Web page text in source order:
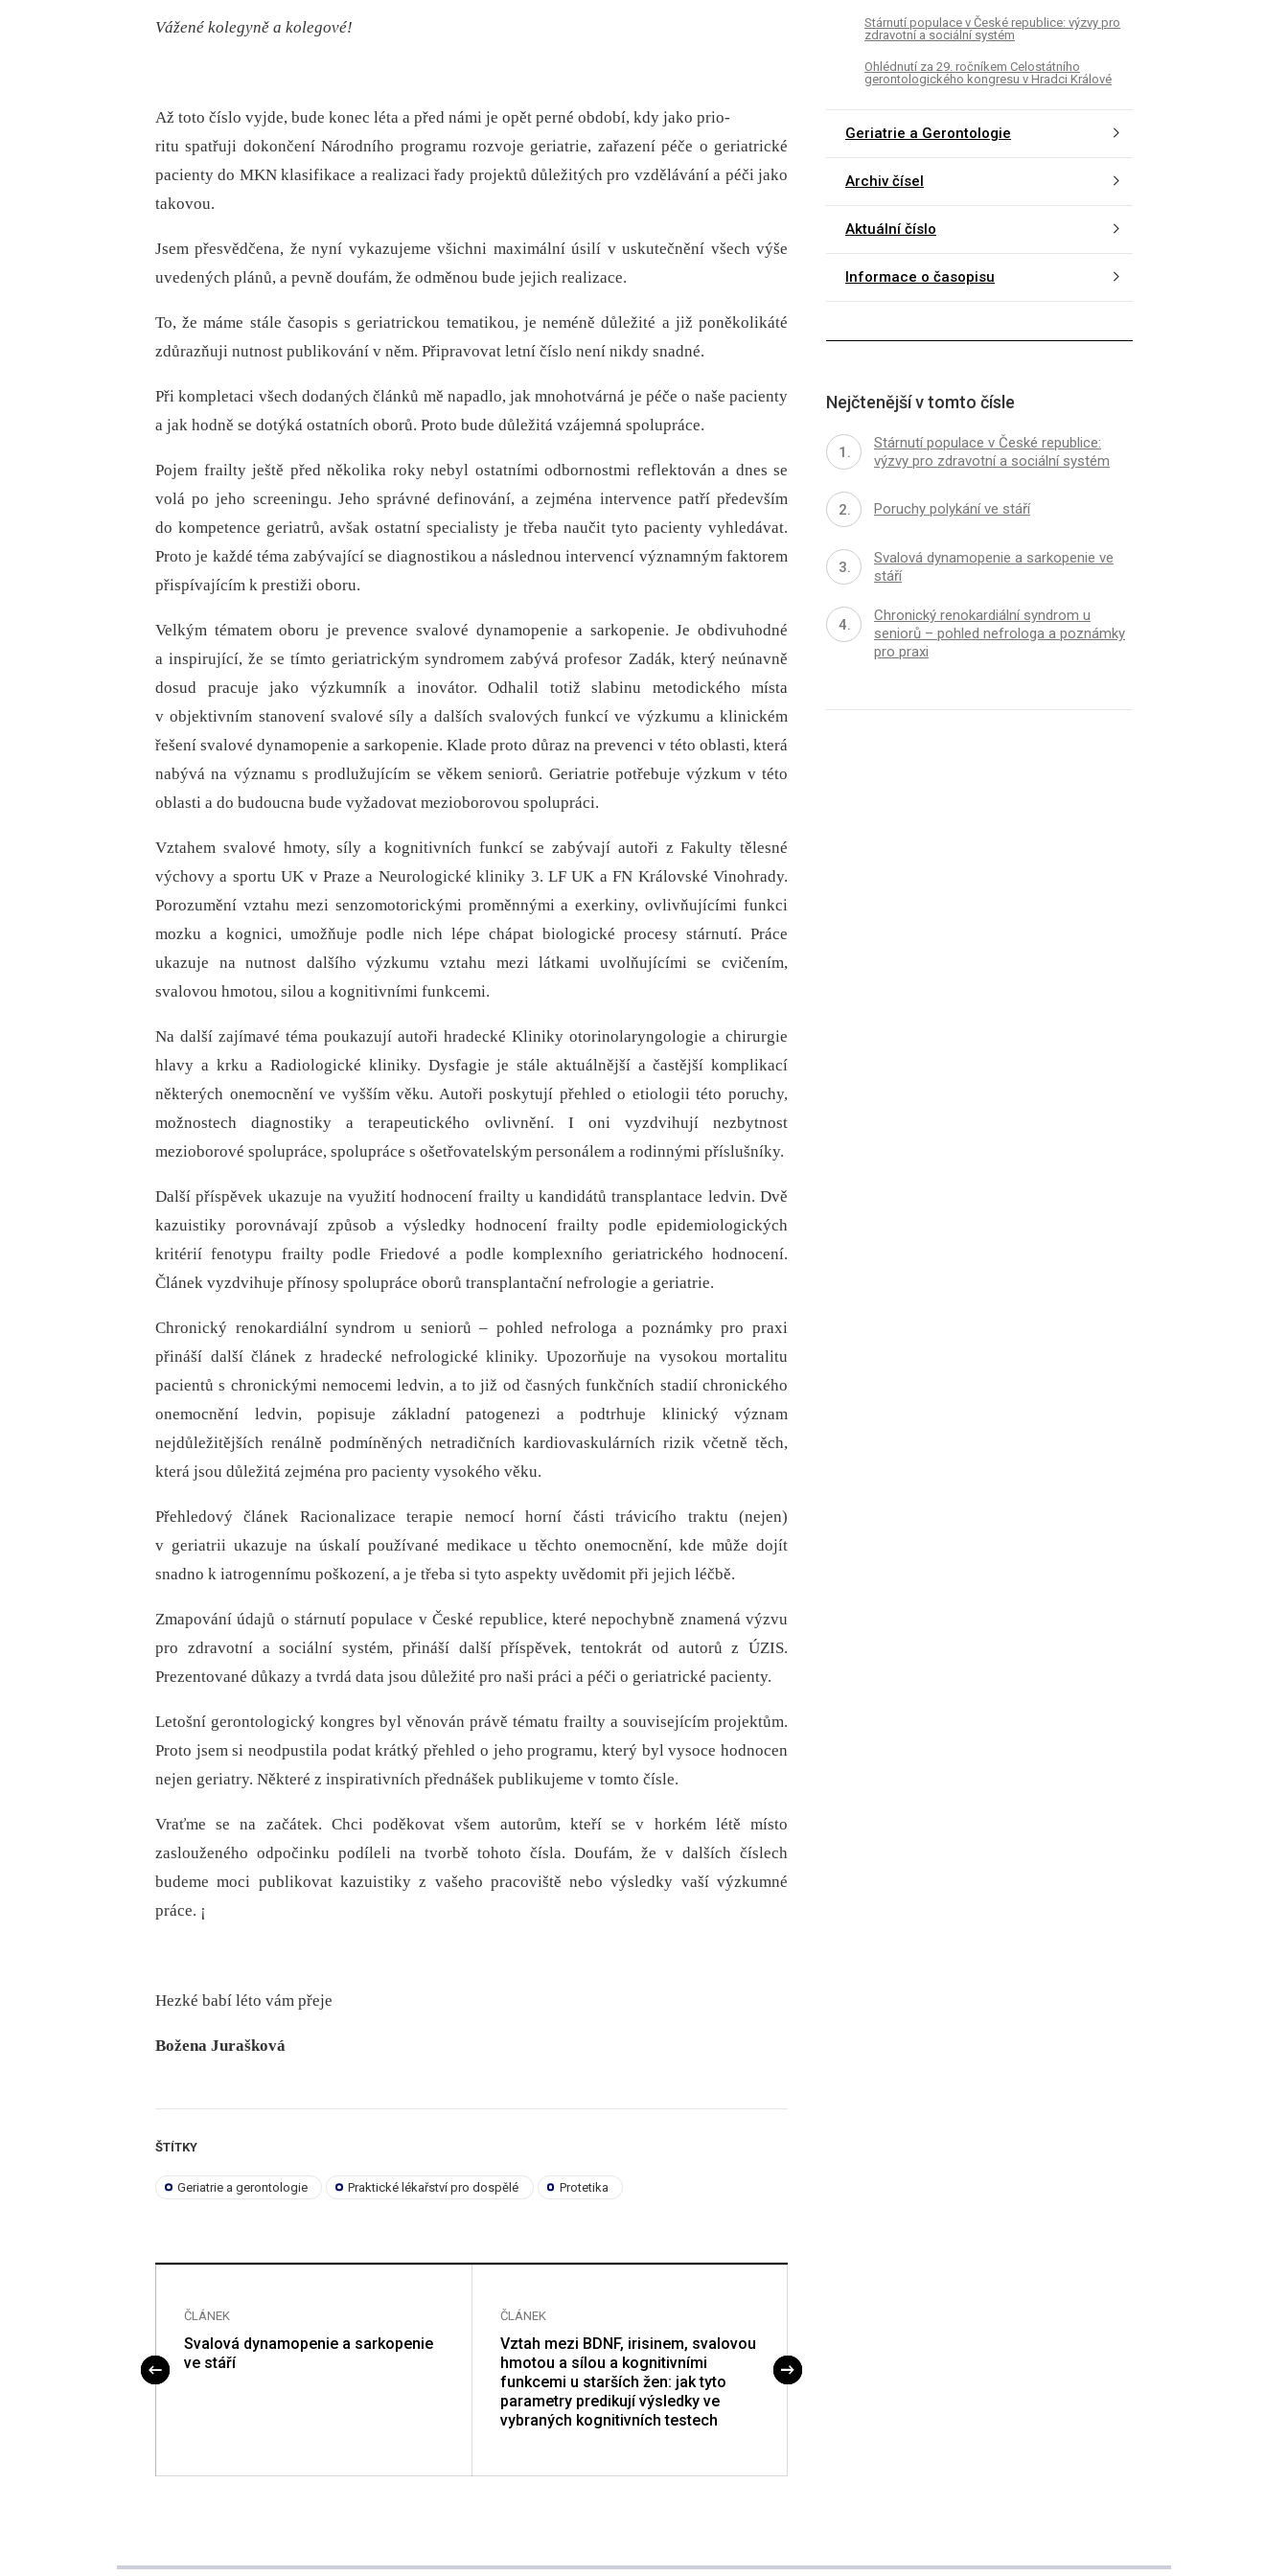
Vážené kolegyně a kolegové!
Až toto číslo vyjde, bude konec léta a před námi je opět perné období, kdy jako prio-
ritu spatřuji dokončení Národního programu rozvoje geriatrie, zařazení péče o geriatrické
pacienty do MKN klasifikace a realizaci řady projektů důležitých pro vzdělávání a péči jako
takovou.
Jsem přesvědčena, že nyní vykazujeme všichni maximální úsilí v uskutečnění všech výše
uvedených plánů, a pevně doufám, že odměnou bude jejich realizace.
To, že máme stále časopis s geriatrickou tematikou, je neméně důležité a již poněkolikáté
zdůrazňuji nutnost publikování v něm. Připravovat letní číslo není nikdy snadné.
Při kompletaci všech dodaných článků mě napadlo, jak mnohotvárná je péče o naše pacienty
a jak hodně se dotýká ostatních oborů. Proto bude důležitá vzájemná spolupráce.
Pojem frailty ještě před několika roky nebyl ostatními odbornostmi reflektován a dnes se
volá po jeho screeningu. Jeho správné definování, a zejména intervence patří především
do kompetence geriatrů, avšak ostatní specialisty je třeba naučit tyto pacienty vyhledávat.
Proto je každé téma zabývající se diagnostikou a následnou intervencí významným faktorem
přispívajícím k prestiži oboru.
Velkým tématem oboru je prevence svalové dynamopenie a sarkopenie. Je obdivuhodné
a inspirující, že se tímto geriatrickým syndromem zabývá profesor Zadák, který neúnavně
dosud pracuje jako výzkumník a inovátor. Odhalil totiž slabinu metodického místa
v objektivním stanovení svalové síly a dalších svalových funkcí ve výzkumu a klinickém
řešení svalové dynamopenie a sarkopenie. Klade proto důraz na prevenci v této oblasti, která
nabývá na významu s prodlužujícím se věkem seniorů. Geriatrie potřebuje výzkum v této
oblasti a do budoucna bude vyžadovat mezioborovou spolupráci.
Vztahem svalové hmoty, síly a kognitivních funkcí se zabývají autoři z Fakulty tělesné
výchovy a sportu UK v Praze a Neurologické kliniky 3. LF UK a FN Královské Vinohrady.
Porozumění vztahu mezi senzomotorickými proměnnými a exerkiny, ovlivňujícími funkci
mozku a kognici, umožňuje podle nich lépe chápat biologické procesy stárnutí. Práce
ukazuje na nutnost dalšího výzkumu vztahu mezi látkami uvolňujícími se cvičením,
svalovou hmotou, silou a kognitivními funkcemi.
Na další zajímavé téma poukazují autoři hradecké Kliniky otorinolaryngologie a chirurgie
hlavy a krku a Radiologické kliniky. Dysfagie je stále aktuálnější a častější komplikací
některých onemocnění ve vyšším věku. Autoři poskytují přehled o etiologii této poruchy,
možnostech diagnostiky a terapeutického ovlivnění. I oni vyzdvihují nezbytnost
mezioborové spolupráce, spolupráce s ošetřovatelským personálem a rodinnými příslušníky.
Další příspěvek ukazuje na využití hodnocení frailty u kandidátů transplantace ledvin. Dvě
kazuistiky porovnávají způsob a výsledky hodnocení frailty podle epidemiologických
kritérií fenotypu frailty podle Friedové a podle komplexního geriatrického hodnocení.
Článek vyzdvihuje přínosy spolupráce oborů transplantační nefrologie a geriatrie.
Chronický renokardiální syndrom u seniorů –⁠ pohled nefrologa a poznámky pro praxi
přináší další článek z hradecké nefrologické kliniky. Upozorňuje na vysokou mortalitu
pacientů s chronickými nemocemi ledvin, a to již od časných funkčních stadií chronického
onemocnění ledvin, popisuje základní patogenezi a podtrhuje klinický význam
nejdůležitějších renálně podmíněných netradičních kardiovaskulárních rizik včetně těch,
která jsou důležitá zejména pro pacienty vysokého věku.
Přehledový článek Racionalizace terapie nemocí horní části trávicího traktu (nejen)
v geriatrii ukazuje na úskalí používané medikace u těchto onemocnění, kde může dojít
snadno k iatrogennímu poškození, a je třeba si tyto aspekty uvědomit při jejich léčbě.
Zmapování údajů o stárnutí populace v České republice, které nepochybně znamená výzvu
pro zdravotní a sociální systém, přináší další příspěvek, tentokrát od autorů z ÚZIS.
Prezentované důkazy a tvrdá data jsou důležité pro naši práci a péči o geriatrické pacienty.
Letošní gerontologický kongres byl věnován právě tématu frailty a souvisejícím projektům.
Proto jsem si neodpustila podat krátký přehled o jeho programu, který byl vysoce hodnocen
nejen geriatry. Některé z inspirativních přednášek publikujeme v tomto čísle.
Vraťme se na začátek. Chci poděkovat všem autorům, kteří se v horkém létě místo
zaslouženého odpočinku podíleli na tvorbě tohoto čísla. Doufám, že v dalších číslech
budeme moci publikovat kazuistiky z vašeho pracoviště nebo výsledky vaší výzkumné
práce. ¡
Hezké babí léto vám přeje
Božena Jurašková
ŠTÍTKY
Geriatrie a gerontologie Praktické lékařství pro dospělé Protetika
ČLÁNEK
Svalová dynamopenie a sarkopenie
ve stáří
ČLÁNEK
Vztah mezi BDNF, irisinem, svalovou
hmotou a sílou a kognitivními
funkcemi u starších žen: jak tyto
parametry predikují výsledky ve
vybraných kognitivních testech
Stárnutí populace v České republice: výzvy pro
zdravotní a sociální systém
Ohlédnutí za 29. ročníkem Celostátního
gerontologického kongresu v Hradci Králové
Geriatrie a Gerontologie
Archiv čísel
Aktuální číslo
Informace o časopisu
Nejčtenější v tomto čísle
Stárnutí populace v České republice:
výzvy pro zdravotní a sociální systém
Poruchy polykání ve stáří
Svalová dynamopenie a sarkopenie ve
stáří
Chronický renokardiální syndrom u
seniorů – pohled nefrologa a poznámky
pro praxi